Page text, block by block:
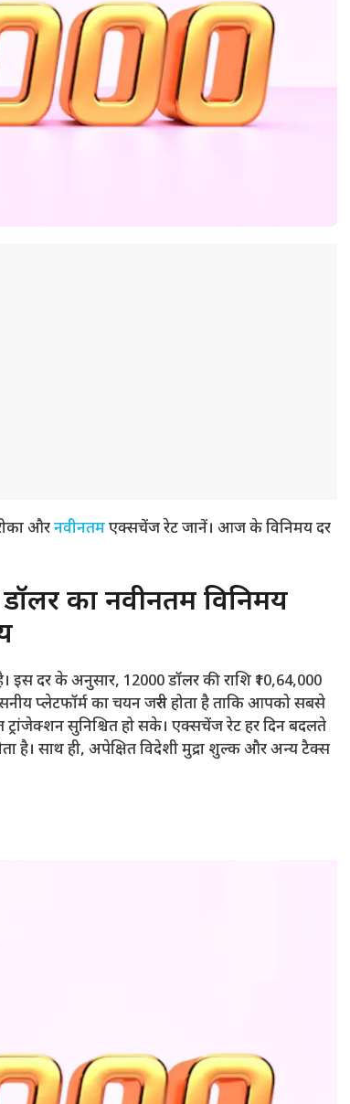
औरनवीनतमएक्सचेंज रेट जानें। आज के विनिमय दर
का नवीनतम विनिमय
इस दर के अनुसार, 12000 डॉलर की राशि ₹10,64,000
प्लेटफॉर्म का चयन जरुरी होता है ताकि आपको सबसे
सुनिश्चित हो सके। एक्सचेंज रेट हर दिन बदलते
है। साथ ही, अपेक्षित विदेशी मुद्रा शुल्क और अन्य टैक्स